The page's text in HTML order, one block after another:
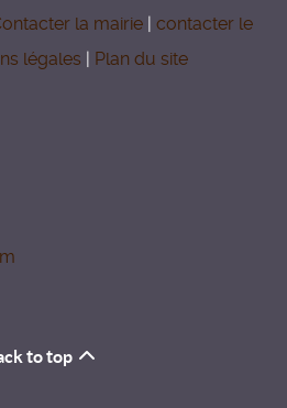
la mairie
contacter le
légales Plan du site
to top